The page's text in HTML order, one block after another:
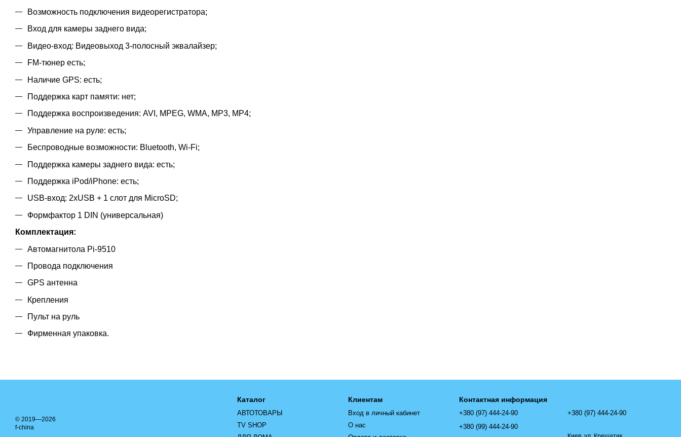
Возможность подключения видеорегистратора;
Вход для камеры заднего вида;
Видео-вход: Видеовыход 3-полосный эквалайзер;
FM-тюнер есть;
Наличие GPS: есть;
Поддержка карт памяти: нет;
Поддержка воспроизведения: AVI, MPEG, WMA, MP3, MP4;
Управление на руле: есть;
Беспроводные возможности: Bluetooth, Wi-Fi;
Поддержка камеры заднего вида: есть;
Поддержка iPod/iPhone: есть;
USB-вход: 2xUSB + 1 слот для MicroSD;
Формфактор 1 DIN (универсальная)
Комплектация:
Автомагнитола Pi-9510
Провода подключения
GPS антенна
Крепления
Пульт на руль
Фирменная упаковка.
© 2019—2026
f-china
Каталог
АВТОТОВАРЫ
TV SHOP
Клиентам
Вход в личный кабинет
О нас
Контактная информация
+380 (97) 444-24-90
+380 (99) 444-24-90
+380 (97) 444-24-90